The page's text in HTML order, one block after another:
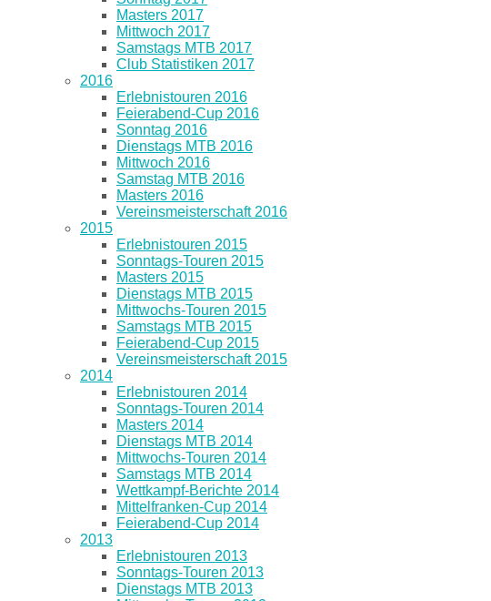
Masters 2017
Mittwoch 2017
Samstags MTB 2017
Club Statistiken 2017
2016
Erlebnistouren 2016
Feierabend-Cup 2016
Sonntag 2016
Dienstags MTB 2016
Mittwoch 2016
Samstag MTB 2016
Masters 2016
Vereinsmeisterschaft 2016
2015
Erlebnistouren 2015
Sonntags-Touren 2015
Masters 2015
Dienstags MTB 2015
Mittwochs-Touren 2015
Samstags MTB 2015
Feierabend-Cup 2015
Vereinsmeisterschaft 2015
2014
Erlebnistouren 2014
Sonntags-Touren 2014
Masters 2014
Dienstags MTB 2014
Mittwochs-Touren 2014
Samstags MTB 2014
Wettkampf-Berichte 2014
Mittelfranken-Cup 2014
Feierabend-Cup 2014
2013
Erlebnistouren 2013
Sonntags-Touren 2013
Dienstags MTB 2013